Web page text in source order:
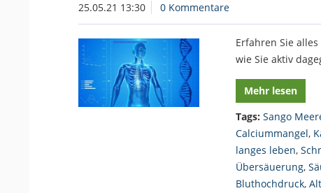
25.05.21 13:30 0 Kommentare
Erfahren Sie
wie Sie aktiv
Mehr lesen
Tags: Sango
Calciummangel,
langes leben,
Übersäuerung,
Bluthochdruck,